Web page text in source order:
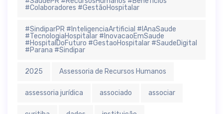
#Colaboradores #GestãoHospitalar
#SindiparPR #InteligenciaArtificial #IAnaSaude
#TecnologiaHospitalar #InovacaoEmSaude
#HospitalDoFuturo #GestaoHospitalar #SaudeDigital
#Parana #Sindipar
2025 Assessoria de Recursos Humanos
assessoria jurídica associado associar